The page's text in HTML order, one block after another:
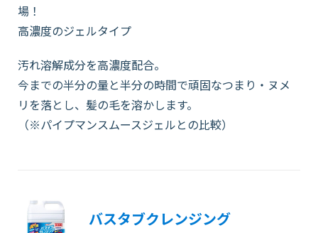
場！
高濃度のジェルタイプ
汚れ溶解成分を高濃度配合。
今までの半分の量と半分の時間で頑固なつまり・ヌメ
リを落とし、髪の毛を溶かします。
（※パイプマンスムースジェルとの比較）
バスタブクレンジング